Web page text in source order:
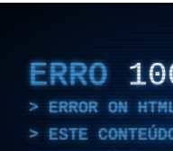
ERRO
ERROR ON
ESTE